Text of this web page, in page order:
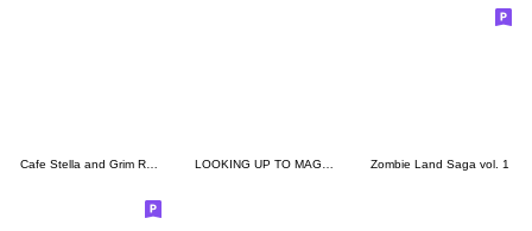
Zombie Land Saga vol. 1